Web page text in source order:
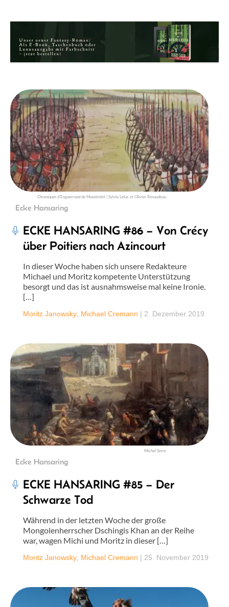
Chroniques d’Enguerrand de Monstrelet | Sylvie Leluc et Olivier Renaudeau
Ecke Hansaring
ECKE HANSARING #86 – Von Crécy
über Poitiers nach Azincourt
In dieser Woche haben sich unsere Redakteure
Michael und Moritz kompetente Unterstützung
besorgt und das ist ausnahmsweise mal keine Ironie.
[…]
Moritz Janowsky Michael Cremann | 2. Dezember 2019
Michel Serre
Ecke Hansaring
ECKE HANSARING #85 – Der
Schwarze Tod
Während in der letzten Woche der große
Mongolenherrscher Dschingis Khan an der Reihe
war, wagen Michi und Moritz in dieser […]
Moritz Janowsky Michael Cremann | 25. November 2019